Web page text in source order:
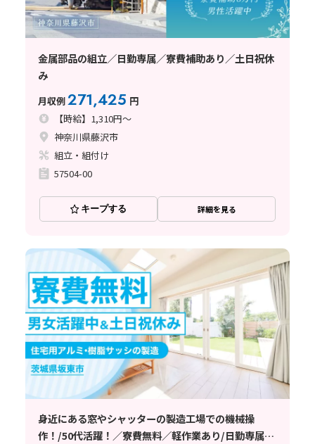
金属部品の組立／日勤専属／寮費補助あり／土日祝休
み
月収例271,425 円
【時給】1,310円～
神奈川県藤沢市
組立・組付け
57504-00
キープする 詳細を見る
身近にある窓やシャッターの製造工場での機械操
作！/50代活躍！／寮費無料／軽作業あり/日勤専属or